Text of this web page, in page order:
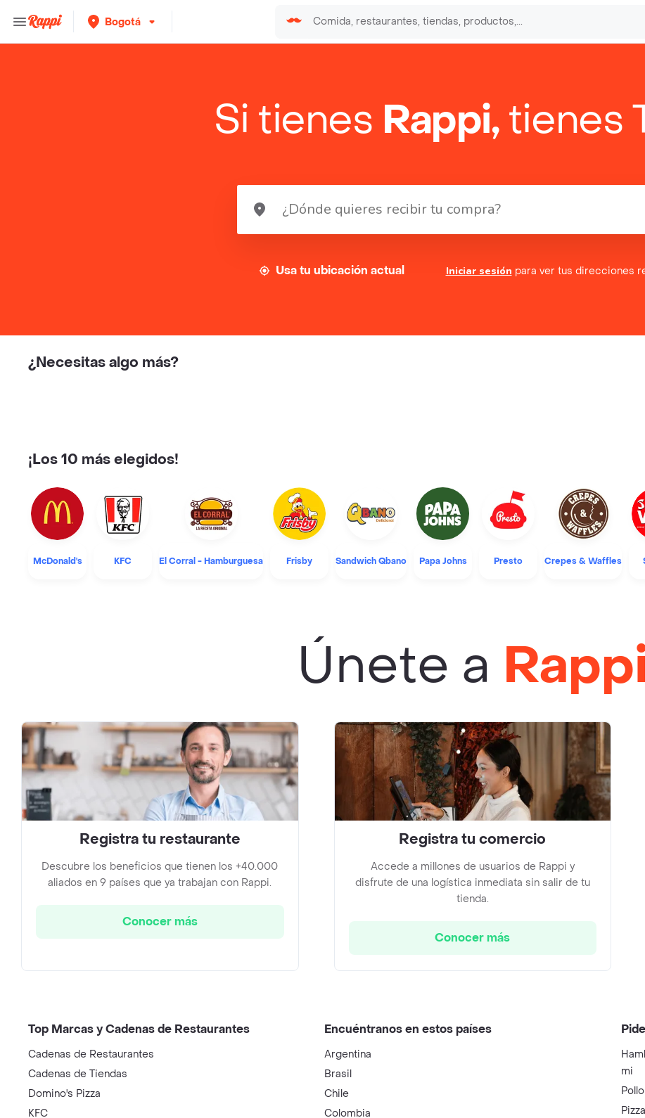
Bogotá
Si tienes Rappi,tienes
Usa tu ubicación actual Iniciar sesión para ver tus direcciones
¿Necesitas algo más?
¡Los 10 más elegidos!
McDonald's KFC El Corral - Hamburguesa Frisby Sandwich Qbano Papa Johns Presto Crepes & Waffles
Únete a
Registra tu restaurante
Descubre los beneficios que tienen los +40.000
aliados en 9 países que ya trabajan con Rappi.
Conocer más
Registra tu comercio
Accede a millones de usuarios de Rappi y
disfrute de una logística inmediata sin salir de tu
tienda.
Conocer más
Top Marcas y Cadenas de Restaurantes
Cadenas de Restaurantes
Cadenas de Tiendas
Domino's Pizza
KFC
Encuéntranos en estos países
Argentina
Brasil
Chile
Colombia
mi